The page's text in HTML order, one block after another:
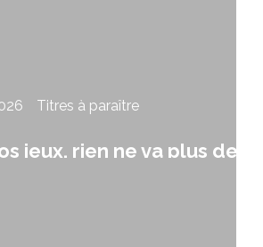
Titres à paraître
jeux, rien ne va plus de